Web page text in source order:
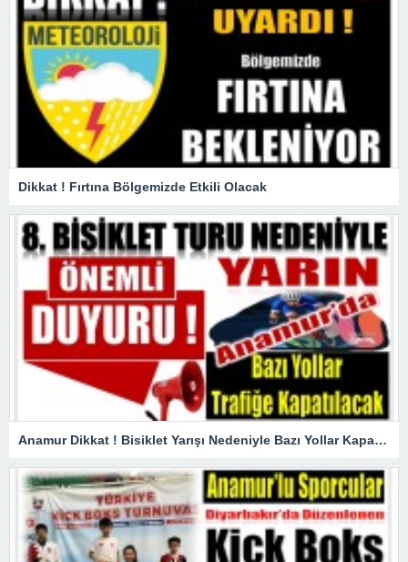
Dikkat ! Fırtına Bölgemizde Etkili Olacak
Anamur Dikkat ! Bisiklet Yarışı Nedeniyle Bazı Yollar Kapanacak